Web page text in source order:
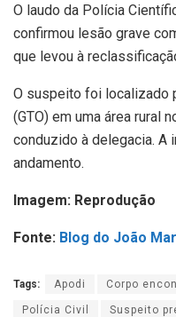
O laudo da Polícia
confirmou lesão grave
que levou à
O suspeito foi localizado
(GTO) em uma área rural
conduzido à delegacia. A
andamento.
Imagem: Reprodução
Fonte: Blog do João
Tags: Apodi Corpo
Polícia Civil Suspeito